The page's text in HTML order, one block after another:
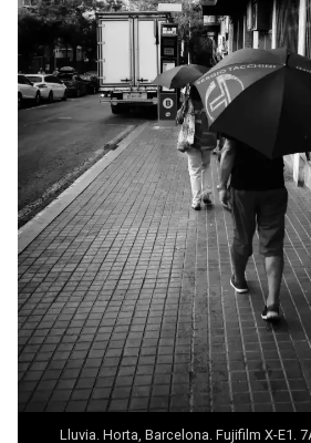
Lluvia. Horta, Barcelona. Fujifilm X-E1.